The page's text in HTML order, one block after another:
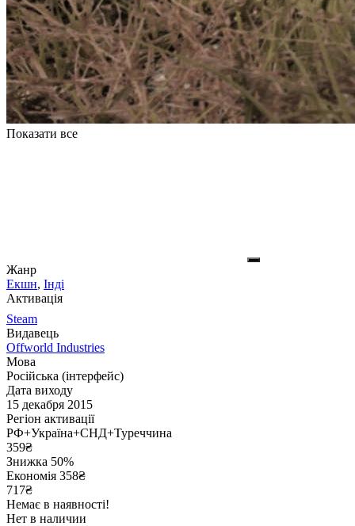
Показати все
Жанр
Екшн, Інді
Активація
Steam
Видавець
Offworld Industries
Мова
Російська (інтерфейс)
Дата виходу
15 декабря 2015
Регіон активації
РФ+Україна+СНД+Туреччина
359₴
Знижка 50%
Економія 358₴
717₴
Немає в наявності!
Нет в наличии